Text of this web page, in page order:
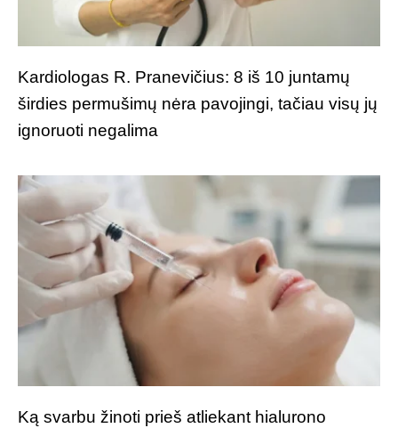
Kardiologas R. Pranevičius: 8 iš 10 juntamų
širdies permušimų nėra pavojingi, tačiau visų jų
ignoruoti negalima
Ką svarbu žinoti prieš atliekant hialurono